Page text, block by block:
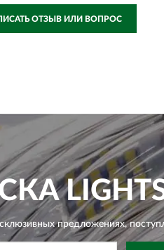
ОТЗЫВ ИЛИ ВОПРОС
предложениях,